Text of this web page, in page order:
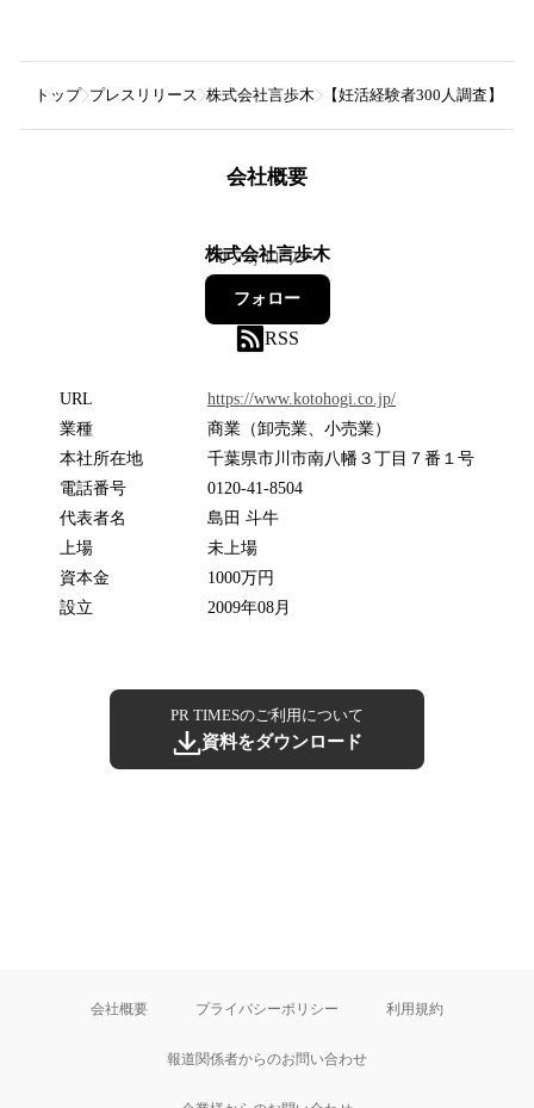
トップ プレスリリース 株式会社言歩木 【妊活経験者300人調査】
会社概要
株式会社言歩木
0フォロワー
フォロー
RSS
URL
https://www.kotohogi.co.jp/
業種
商業（卸売業、小売業）
本社所在地
千葉県市川市南八幡３丁目７番１号
電話番号
0120-41-8504
代表者名
島田 斗牛
上場
未上場
資本金
1000万円
設立
2009年08月
PR TIMESのご利用について
資料をダウンロード
会社概要 プライバシーポリシー 利用規約
報道関係者からのお問い合わせ